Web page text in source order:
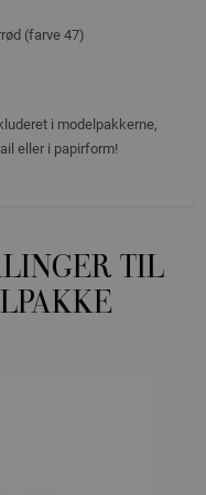
(farve 47)
i modelpakkerne,
eller i papirform!
TIL